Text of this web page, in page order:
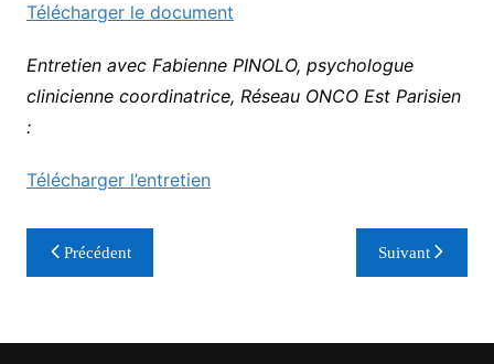
Télécharger le document
Entretien avec Fabienne PINOLO, psychologue
clinicienne coordinatrice, Réseau ONCO Est Parisien
:
Télécharger l’entretien
Navigation
de
Précédent Suivant